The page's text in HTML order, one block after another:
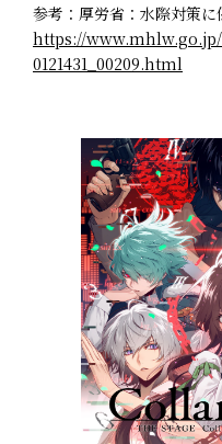
参考：厚労省：水際対策
https://
0121431_00209.html